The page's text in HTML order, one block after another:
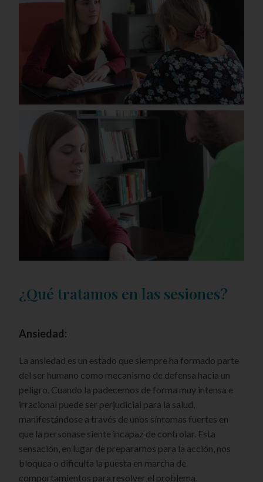
¿Qué tratamos en las sesiones?
Ansiedad:
La ansiedad es un estado que siempre ha formado parte
del ser humano como mecanismo de defensa hacia un
peligro. Cuando la padecemos de forma muy intensa e
irracional puede ser perjudicial para la salud,
manifestándose a través de unos síntomas fuertes en
que la personase siente incapaz de controlar. Esta
sensación, en lugar de prepararnos para la acción, nos
bloquea o dificulta la puesta en marcha de
comportamientos para resolver el problema.